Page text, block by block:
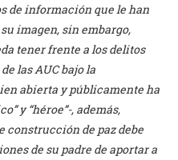
de información que le han
imagen, sin embargo,
tener frente a los delitos
las AUC bajo la
abierta y públicamente ha
y “héroe”-, además,
construcción de paz debe
de su padre de aportar a